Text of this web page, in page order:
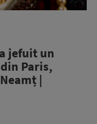
jefuit un
Paris,
|